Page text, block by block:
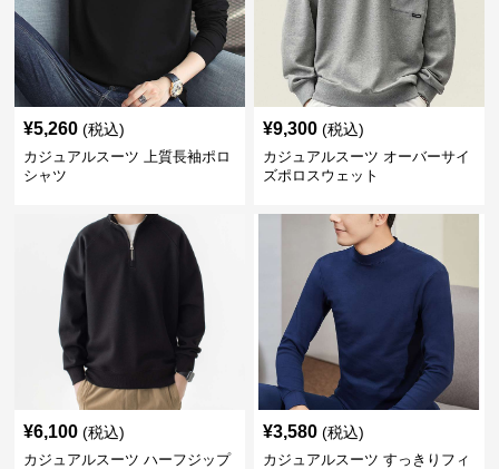
¥5,260 (税込)
カジュアルスーツ 上質長袖ポロ
シャツ
¥9,300 (税込)
カジュアルスーツ オーバーサイ
ズポロスウェット
¥6,100 (税込)
カジュアルスーツ ハーフジップ
¥3,580 (税込)
カジュアルスーツ すっきりフィ